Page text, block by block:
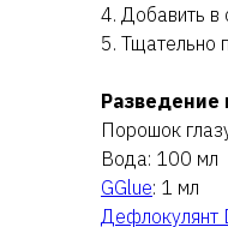
4. Добавить в
5. Тщательно
Разведение
Порошок
Вода: 100 мл
GGlue: 1 мл
Дефлокулянт